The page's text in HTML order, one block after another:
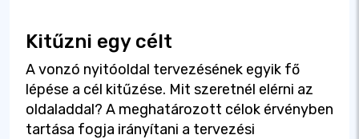
Kitűzni egy célt
A vonzó nyitóoldal tervezésének egyik fő
lépése a cél kitűzése. Mit szeretnél elérni az
oldaladdal? A meghatározott célok érvényben
tartása fogja irányítani a tervezési